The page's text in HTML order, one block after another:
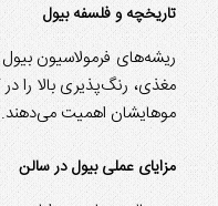
تاریخچه و فلسفه بیول
ریشه‌های فرمولاسیون بیول
مغذی، رنگ‌پذیری بالا را
موهایشان اهمیت می‌دهند.
مزایای عملی بیول در سالن